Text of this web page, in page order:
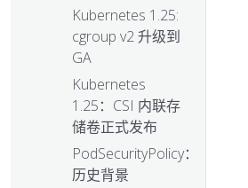
Kubernetes 1.25:
cgroup v2 升级到
GA
Kubernetes
1.25：CSI 内联存
储卷正式发布
PodSecurityPolicy：
历史背景